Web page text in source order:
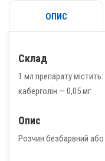
ОПИС
Склад
1 мл препарату містить:
каберголін — 0,05 мг
Опис
Розчин безбарвний